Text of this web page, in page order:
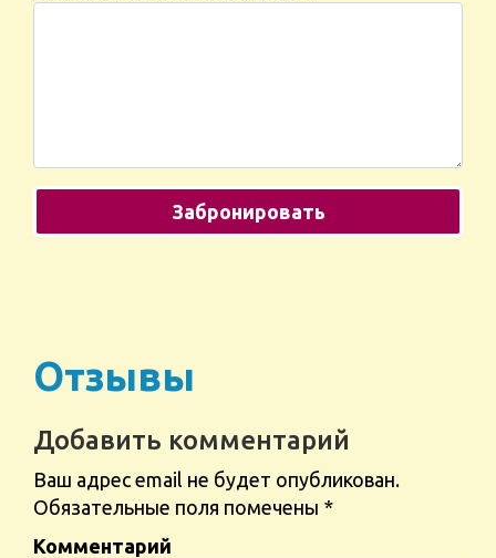
Отзывы
Добавить комментарий
Ваш адрес email не будет опубликован.
Обязательные поля помечены *
Комментарий